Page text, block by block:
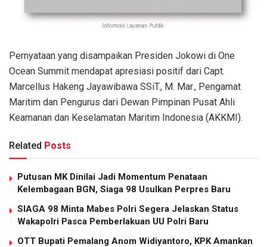
Pernyataan yang disampaikan Presiden Jokowi di One
Ocean Summit mendapat apresiasi positif dari Capt.
Marcellus Hakeng Jayawibawa SSiT., M. Mar., Pengamat
Maritim dan Pengurus dari Dewan Pimpinan Pusat Ahli
Keamanan dan Keselamatan Maritim Indonesia (AKKMI).
Related Posts
Putusan MK Dinilai Jadi Momentum Penataan
Kelembagaan BGN, Siaga 98 Usulkan Perpres Baru
SIAGA 98 Minta Mabes Polri Segera Jelaskan Status
Wakapolri Pasca Pemberlakuan UU Polri Baru
OTT Bupati Pemalang Anom Widiyantoro, KPK Amankan